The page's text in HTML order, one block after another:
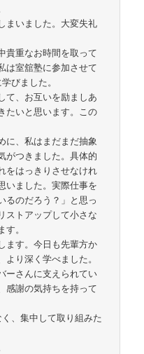
まいました。大変失礼
貴重なお時間を取って
は室舘塾に参加させて
びました。
て、お互いを励ましあ
たいと思います。この
に、私はまだまだ抽象
がつきました。具体的
をはっきりさせなけれ
いました。実際仕事を
るのだろう？」と思っ
ストアップして小さな
。
ます。今日も先輩方か
り深く学べました。
ーさんに支えられてい
感謝の気持ちを持って
、集中して取り組みた